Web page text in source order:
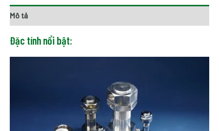
Mô tả
Đặc tính nổi bật: